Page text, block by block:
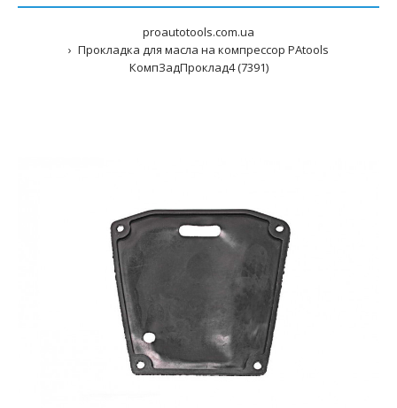
proautotools.com.ua
Прокладка для масла на компрессор PAtools
КомпЗадПроклад4 (7391)